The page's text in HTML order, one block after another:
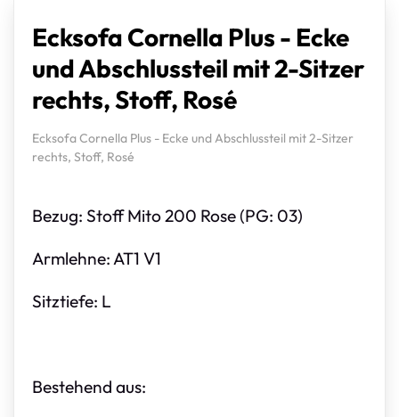
Ecksofa Cornella Plus - Ecke
und Abschlussteil mit 2-Sitzer
rechts, Stoff, Rosé
Ecksofa Cornella Plus - Ecke und Abschlussteil mit 2-Sitzer
rechts, Stoff, Rosé
Bezug: Stoff Mito 200 Rose (PG: 03)
Armlehne: AT1 V1
Sitztiefe: L
Bestehend aus: